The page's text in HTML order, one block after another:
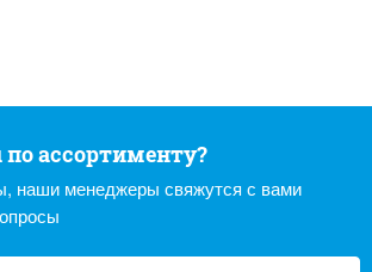
ассортименту?
наши менеджеры свяжутся с вами